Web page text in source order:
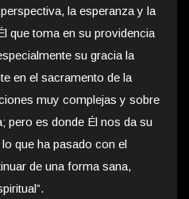
la esperanza y la
que toma en su providencia
su gracia la
en el sacramento de la
muy complejas y sobre
pero es donde Él nos da su
que ha pasado con el
de una forma sana,